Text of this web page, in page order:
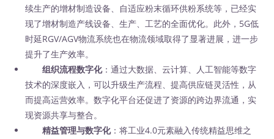
续生产的增材制造设备、自适应粉末循环供粉系统等，已经实
现了增材制造产线设备、生产、工艺的全面优化。此外，5G低
时延RGV/AGV物流系统也在物流领域取得了显著进展，进一步
提升了生产效率。
组织流程数字化：通过大数据、云计算、人工智能等数字
技术的深度嵌入，可以升级生产流程、提高供应链灵活性，从
而提高运营效率。数字化平台还促进了资源的跨边界流通，实
现资源共享与整合。
精益管理与数字化：将工业4.0元素融入传统精益思维之